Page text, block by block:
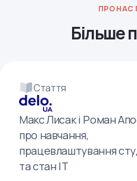
ПРО НАС
Більше
Стаття
Макс Лисак і Роман
про навчання,
працевлаштування
та стан ІТ